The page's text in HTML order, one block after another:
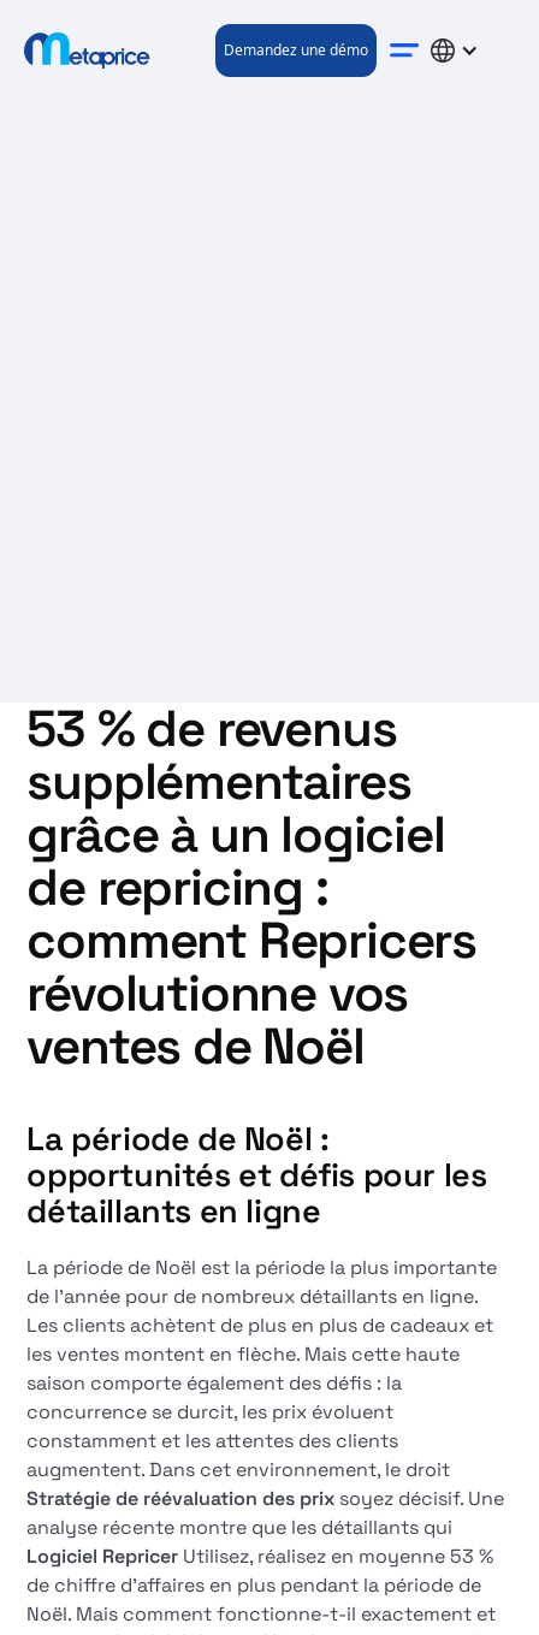
Demandez une démo
53 % de revenus
supplémentaires
grâce à un logiciel
de repricing :
comment Repricers
révolutionne vos
ventes de Noël
La période de Noël :
opportunités et défis pour les
détaillants en ligne
La période de Noël est la période la plus importante
de l'année pour de nombreux détaillants en ligne.
Les clients achètent de plus en plus de cadeaux et
les ventes montent en flèche. Mais cette haute
saison comporte également des défis : la
concurrence se durcit, les prix évoluent
constamment et les attentes des clients
augmentent. Dans cet environnement, le droit
Stratégie de réévaluation des prix soyez décisif. Une
analyse récente montre que les détaillants qui
Logiciel Repricer Utilisez, réalisez en moyenne 53 %
de chiffre d'affaires en plus pendant la période de
Noël. Mais comment fonctionne-t-il exactement et